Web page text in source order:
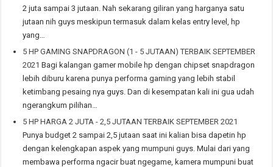
2 juta sampai 3 jutaan. Nah sekarang giliran yang harganya satu
jutaan nih guys meskipun termasuk dalam kelas entry level, hp
yang…
5 HP GAMING SNAPDRAGON (1 - 5 JUTAAN) TERBAIK SEPTEMBER
2021 Bagi kalangan gamer mobile hp dengan chipset snapdragon
lebih diburu karena punya performa gaming yang lebih stabil
ketimbang pesaing nya guys. Dan di kesempatan kali ini gua udah
ngerangkum pilihan…
5 HP HARGA 2 JUTA - 2,5 JUTAAN TERBAIK SEPTEMBER 2021
Punya budget 2 sampai 2,5 jutaan saat ini kalian bisa dapetin hp
dengan kelengkapan aspek yang mumpuni guys. Mulai dari yang
membawa performa ngacir buat ngegame, kamera mumpuni buat